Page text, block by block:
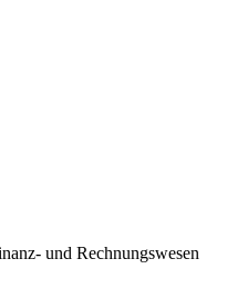
und Rechnungswesen